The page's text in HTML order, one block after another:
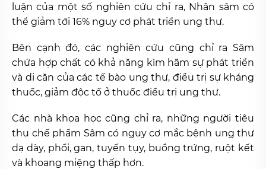
luận của một số nghiên cứu chỉ ra, Nhân sâm có
thể giảm tới 16% nguy cơ phát triển ung thư.
Bên cạnh đó, các nghiên cứu cũng chỉ ra Sâm
chứa hợp chất có khả năng kìm hãm sự phát triển
và di căn của các tế bào ung thư, điều trị sự kháng
thuốc, giảm độc tố ở thuốc điều trị ung thư.
Các nhà khoa học cũng chỉ ra, những người tiêu
thụ chế phẩm Sâm có nguy cơ mắc bệnh ung thư
dạ dày, phổi, gan, tuyến tụy, buồng trứng, ruột kết
và khoang miệng thấp hơn.